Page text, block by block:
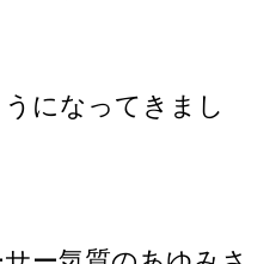
になってきまし